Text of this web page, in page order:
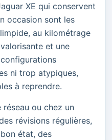
XE qui conservent
occasion sont les
au kilométrage
et une
ni trop atypiques,
à reprendre.
réseau ou chez un
révisions régulières,
état, des